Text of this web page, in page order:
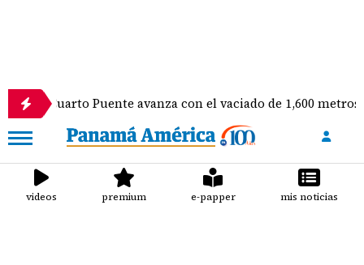
Puente avanza con el vaciado de 1,600 metros cúbicos
videos premium e-papper mis noticias